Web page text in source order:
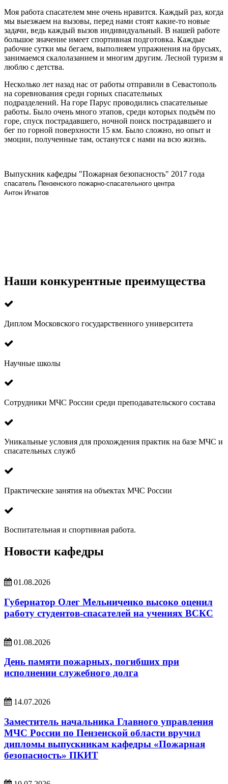
Моя работа спасателем мне очень нравится. Каждый раз, когда
мы выезжаем на вызовы, перед нами стоят какие-то новые
задачи, ведь каждый вызов индивидуальный. В нашей работе
большое значение имеет спортивная подготовка. Каждые
рабочие сутки мы бегаем, выполняем упражнения на брусьях,
занимаемся скалолазанием и многим другим. Лесной туризм я
люблю с детства.
Несколько лет назад нас от работы отправили в Севастополь
на соревнования среди горных спасательных
подразделений. На горе Парус проводились спасательные
работы. Было очень много этапов, среди которых подъём по
горе, спуск пострадавшего, ночной поиск пострадавшего и
бег по горной поверхности 15 км. Было сложно, но опыт и
эмоции, полученные там, останутся с нами на всю жизнь.
Выпускник кафедры "Пожарная безопасность" 2017 года
спасатель Пензенского пожарно-спасательного центра
Антон Игнатов
Наши конкурентные преимущества
Диплом Московского государственного университета
Научные школы
Сотрудники МЧС России среди преподавательского состава
Уникальные условия для прохождения практик на базе МЧС и
спасательных служб
Практические занятия на объектах МЧС России
Воспитательная и спортивная работа.
Новости кафедры
01.08.2026
Губернатор Олег Мельниченко высоко оценил
работу студентов-спасателей на учениях ВСКС
01.08.2026
День памяти пожарных, погибших при
исполнении служебного долга
14.07.2026
Заместитель начальника Главного управления
МЧС России по Пензенской области вручил
дипломы выпускникам кафедры «Пожарная
безопасность» ПКИТ